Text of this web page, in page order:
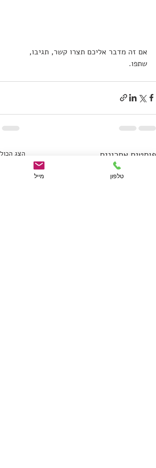
אם זה מדבר אליכם תצרו קשר, תגיבו,
שתפו.
פוסטים אחרונים הצג הכול
מייל טלפון